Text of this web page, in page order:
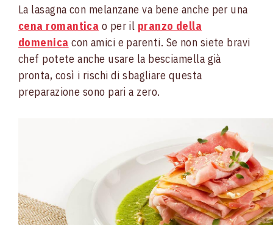
La lasagna con melanzane va bene anche per una
cena romantica o per il pranzo della
domenica con amici e parenti. Se non siete bravi
chef potete anche usare la besciamella già
pronta, così i rischi di sbagliare questa
preparazione sono pari a zero.